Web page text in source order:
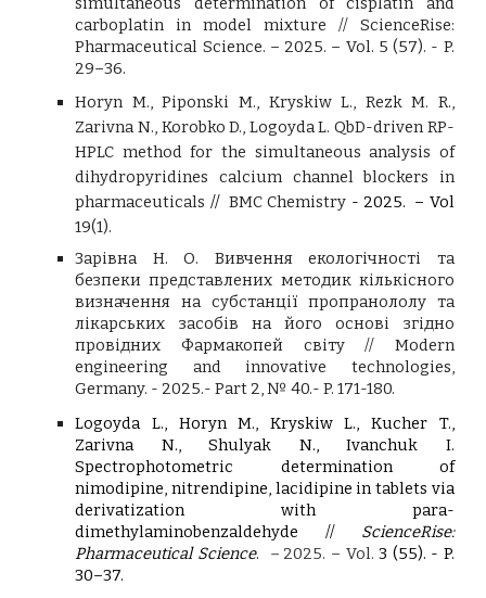
carboplatin in model mixture // ScienceRise:
Pharmaceutical Science. – 2025. – Vol. 5 (57). - P.
29–36.
Horyn M., Piponski M., Kryskiw L., Rezk M. R.,
Zarivna N., Korobko D., Logoyda L. QbD-driven RP-
HPLC method for the simultaneous analysis of
dihydropyridines calcium channel blockers in
pharmaceuticals // BMC Chemistry - 2025. – Vol
19(1).
Зарівна Н. О. Вивчення екологічності та
безпеки представлених методик кількісного
визначення на субстанції пропранололу та
лікарських засобів на його основі згідно
провідних Фармакопей світу // Modern
engineering and innovative technologies,
Germany. - 2025.- Part 2, № 40.- P. 171-180.
Logoyda L., Horyn M., Kryskiw L., Kucher T.,
Zarivna N., Shulyak N., Ivanchuk I.
Spectrophotometric determination of
nimodipine, nitrendipine, lacidipine in tablets via
derivatization with para-
dimethylaminobenzaldehyde // ScienceRise:
Pharmaceutical Science. –2025. – Vol.3 (55). - P.
30–37.